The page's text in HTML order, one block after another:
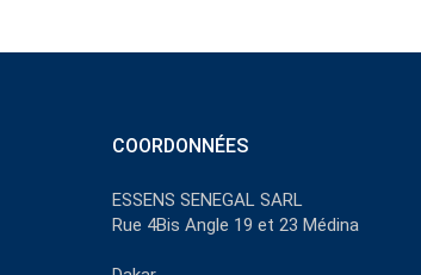
COORDONNÉES
ESSENS SENEGAL SARL
Rue 4Bis Angle 19 et 23 Médina